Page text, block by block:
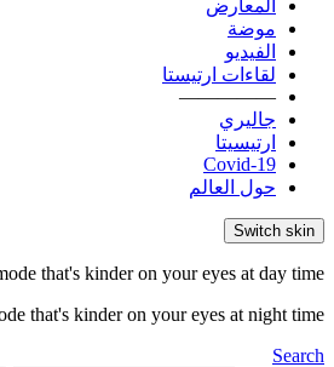
المعارض
موضة
الفيديو
لقاءات ارتيستا
—————
جاليري
ارتيسيتا
Covid-19
حول العالم
Switch skin
that's kinder on your eyes at day time.
that's kinder on your eyes at night time.
Search